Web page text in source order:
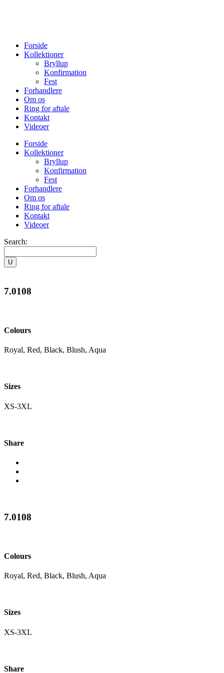
Forside
Kollektioner
Bryllup
Konfirmation
Fest
Forhandlere
Om os
Ring for aftale
Kontakt
Videoer
Forside
Kollektioner
Bryllup
Konfirmation
Fest
Forhandlere
Om os
Ring for aftale
Kontakt
Videoer
Search:
7.0108
Colours
Royal, Red, Black, Blush, Aqua
Sizes
XS-3XL
Share
7.0108
Colours
Royal, Red, Black, Blush, Aqua
Sizes
XS-3XL
Share